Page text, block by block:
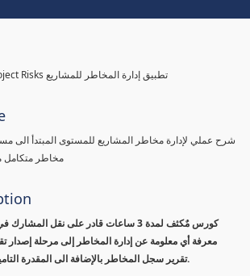
Practice Managing Project Risks تطبيق إدارة المخاطر للمشاريع
شرح عملي لإدارة مخاطر المشاريع للمستوى المبتدأ الى
مخاطر متكامل
كورس مٌكثف لمدة 3 ساعات قادر على نقل
معرفة أي معلومة عن إدارة المخاطر إلى مرحلة إصدار
تقرير سجل المخاطر بالإضافة الى المقدرة التامية لإدارة مخاطر المشاريع.